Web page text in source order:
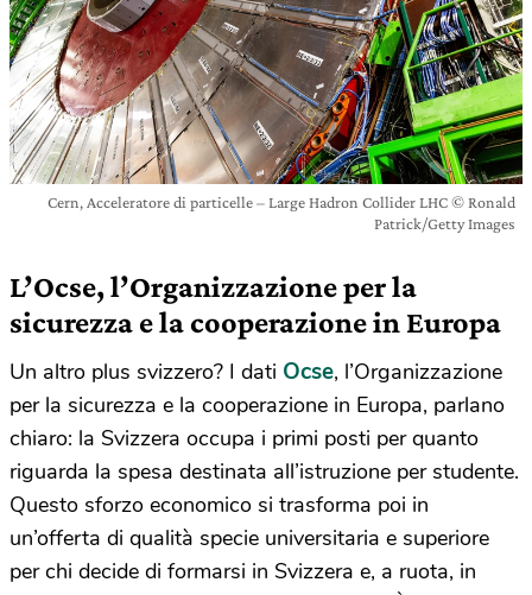
Cern, Acceleratore di particelle – Large Hadron Collider LHC © Ronald
Patrick/Getty Images
L’Ocse, l’Organizzazione per la
sicurezza e la cooperazione in Europa
Un altro plus svizzero? I dati Ocse, l’Organizzazione
per la sicurezza e la cooperazione in Europa, parlano
chiaro: la Svizzera occupa i primi posti per quanto
riguarda la spesa destinata all’istruzione per studente.
Questo sforzo economico si trasforma poi in
un’offerta di qualità specie universitaria e superiore
per chi decide di formarsi in Svizzera e, a ruota, in